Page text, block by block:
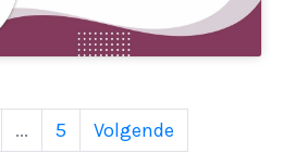
... 5 Volgende